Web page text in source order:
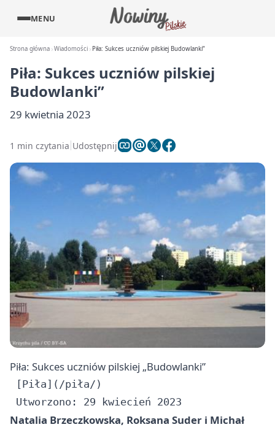
MENU
Strona główna Wiadomości Piła: Sukces uczniów pilskiej Budowlanki”
Piła: Sukces uczniów pilskiej
Budowlanki”
29 kwietnia 2023
1 min czytania Udostępnij
Piła: Sukces uczniów pilskiej „Budowlanki”
[Piła](/piła/)
Natalia Brzeczkowska, Roksana Suder i Michał